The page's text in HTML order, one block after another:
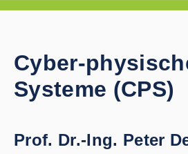
Cyber-
Systeme (CPS)
Prof. Dr.-Ing. Peter